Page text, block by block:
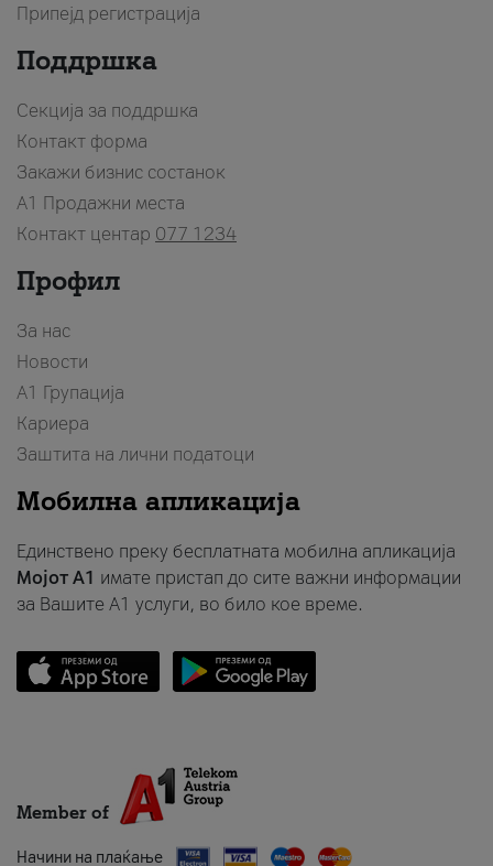
Припејд регистрација
Поддршка
Секција за поддршка
Контакт форма
Закажи бизнис состанок
A1 Продажни места
Контакт центар 077 1234
Профил
За нас
Новости
А1 Групација
Кариера
Заштита на лични податоци
Мобилна апликација
Единствено преку бесплатната мобилна апликација
Мојот A1 имате пристап до сите важни информации
за Вашите A1 услуги, во било кое време.
Member of
Начини на плаќање